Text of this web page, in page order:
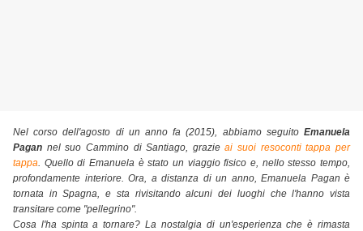
Nel corso dell'agosto di un anno fa (2015), abbiamo seguito Emanuela
Pagan nel suo Cammino di Santiago, grazieai suoi resoconti tappa per
tappa. Quello di Emanuela è stato un viaggio fisico e, nello stesso tempo,
profondamente interiore. Ora, a distanza di un anno, Emanuela Pagan è
tornata in Spagna, e sta rivisitando alcuni dei luoghi che l'hanno vista
transitare come "pellegrino".
Cosa l'ha spinta a tornare? La nostalgia di un'esperienza che è rimasta